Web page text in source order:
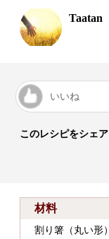
Taatan
いいね
このレシピをシェ
材料
割り箸（丸い